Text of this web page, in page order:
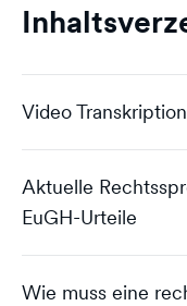
Video Transkription
Aktuelle
EuGH-Urteile
Wie muss eine